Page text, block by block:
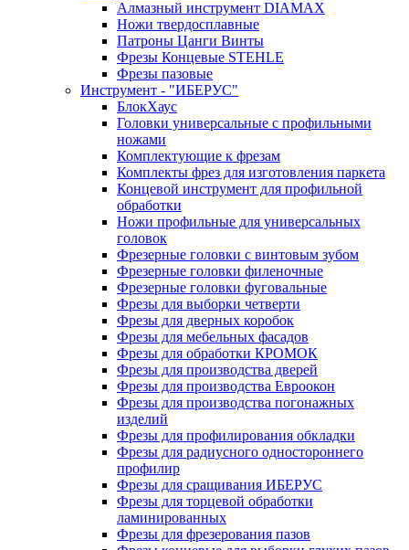
Алмазный инструмент DIAMAX
Ножи твердосплавные
Патроны Цанги Винты
Фрезы Концевые STEHLE
Фрезы пазовые
Инструмент - "ИБЕРУС"
БлокХаус
Головки универсальные с профильными
ножами
Комплектующие к фрезам
Комплекты фрез для изготовления паркета
Концевой инструмент для профильной
обработки
Ножи профильные для универсальных
головок
Фрезерные головки с винтовым зубом
Фрезерные головки филеночные
Фрезерные головки фуговальные
Фрезы для выборки четверти
Фрезы для дверных коробок
Фрезы для мебельных фасадов
Фрезы для обработки КРОМОК
Фрезы для производства дверей
Фрезы для производства Евроокон
Фрезы для производства погонажных
изделий
Фрезы для профилирования обкладки
Фрезы для радиусного одностороннего
профилир
Фрезы для сращивания ИБЕРУС
Фрезы для торцевой обработки
ламинированных
Фрезы для фрезерования пазов